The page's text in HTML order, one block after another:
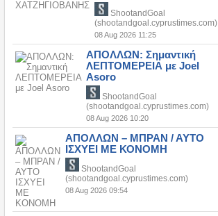
ShootandGoal
(shootandgoal.cyprustimes.com)
08 Aug 2026 11:25
ΑΠΟΛΛΩΝ: Σημαντική
ΛΕΠΤΟΜΕΡΕΙΑ με Joel
Asoro
ShootandGoal
(shootandgoal.cyprustimes.com)
08 Aug 2026 10:20
ΑΠΟΛΛΩΝ – ΜΠΡΑΝ / ΑΥΤΟ
ΙΣΧΥΕΙ ΜΕ ΚΟΝΟΜΗ
ShootandGoal
(shootandgoal.cyprustimes.com)
08 Aug 2026 09:54